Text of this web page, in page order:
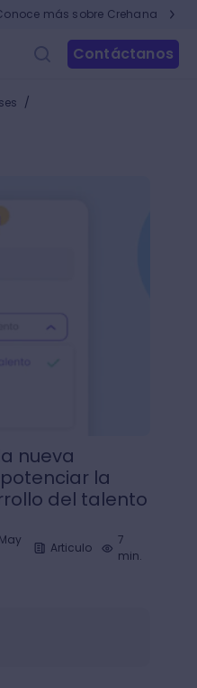
más sobre Crehana
Contáctanos
/
nueva
la
del talento
Articulo
7
min.